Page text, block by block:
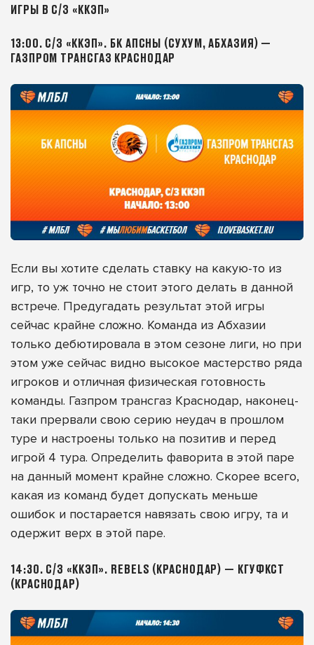
ИГРЫ В С/З «ККЭП»
13:00. С/З «ККЭП». БК АПСНЫ (СУХУМ, АБХАЗИЯ) —
ГАЗПРОМ ТРАНСГАЗ КРАСНОДАР
Если вы хотите сделать ставку на какую-то из
игр, то уж точно не стоит этого делать в данной
встрече. Предугадать результат этой игры
сейчас крайне сложно. Команда из Абхазии
только дебютировала в этом сезоне лиги, но при
этом уже сейчас видно высокое мастерство ряда
игроков и отличная физическая готовность
команды. Газпром трансгаз Краснодар, наконец-
таки прервали свою серию неудач в прошлом
туре и настроены только на позитив и перед
игрой 4 тура. Определить фаворита в этой паре
на данный момент крайне сложно. Скорее всего,
какая из команд будет допускать меньше
ошибок и постарается навязать свою игру, та и
одержит верх в этой паре.
14:30. С/З «ККЭП». REBELS (КРАСНОДАР) — КГУФКСТ
(КРАСНОДАР)